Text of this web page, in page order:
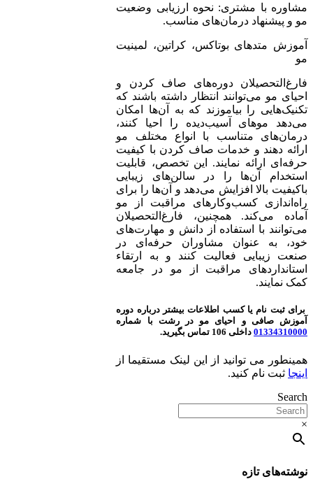
مشاوره با مشتری: نحوه ارزیابی وضعیت
مو و پیشنهاد درمان‌های مناسب.
آموزش متدهای بوتاکس، کراتین، لمینیت
مو
فارغ‌التحصیلان دوره‌های صاف کردن و
احیای مو می‌توانند انتظار داشته باشند که
تکنیک‌هایی را بیاموزند که به آن‌ها امکان
می‌دهد موهای آسیب‌دیده را احیا کنند،
درمان‌های متناسب با انواع مختلف مو
ارائه دهند و خدمات صاف کردن با کیفیت
حرفه‌ای ارائه نمایند. این تخصص، قابلیت
استخدام آن‌ها را در سالن‌های زیبایی
باکیفیت بالا افزایش می‌دهد و آن‌ها را برای
راه‌اندازی کسب‌وکارهای مراقبت از مو
آماده می‌کند. همچنین، فارغ‌التحصیلان
می‌توانند با استفاده از دانش و مهارت‌های
خود، به عنوان مشاوران حرفه‌ای در
صنعت زیبایی فعالیت کنند و به ارتقاء
استانداردهای مراقبت از مو در جامعه
کمک نمایند.
برای ثبت نام یا کسب اطلاعات بیشتر درباره دوره
آموزش صافی و احیای مو در رشت با شماره
01334310000 داخلی 106 تماس بگیرید.
همینطور می توانید از این لینک مستقیما از
اینجا ثبت نام کنید.
Search
×
نوشته‌های تازه